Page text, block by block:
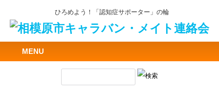
ひろめよう！「認知症サポーター」の輪
MENU